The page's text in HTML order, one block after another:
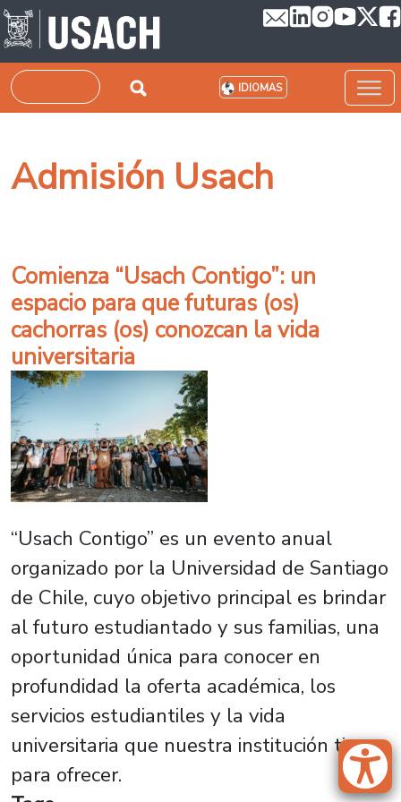
Pasar al contenido principal
Buscar IDIOMAS
Admisión Usach
Comienza “Usach Contigo”: un
espacio para que futuras (os)
cachorras (os) conozcan la vida
universitaria
“Usach Contigo” es un evento anual
organizado por la Universidad de Santiago
de Chile, cuyo objetivo principal es brindar
al futuro estudiantado y sus familias, una
oportunidad única para conocer en
profundidad la oferta académica, los
servicios estudiantiles y la vida
universitaria que nuestra institución tiene
para ofrecer.